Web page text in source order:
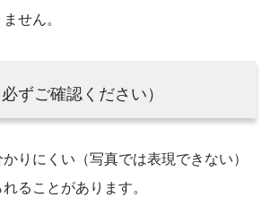
せん。
ずご確認ください）
りにくい（写真では表現できない）
ることがあります。